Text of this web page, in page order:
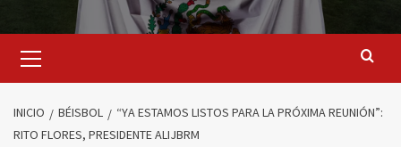
principal
INICIO BÉISBOL
“YA ESTAMOS LISTOS PARA LA PRÓXIMA REUNIÓN”:
RITO FLORES, PRESIDENTE ALIJBRM